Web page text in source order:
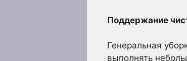
Поддержание
Генеральная
выполнять